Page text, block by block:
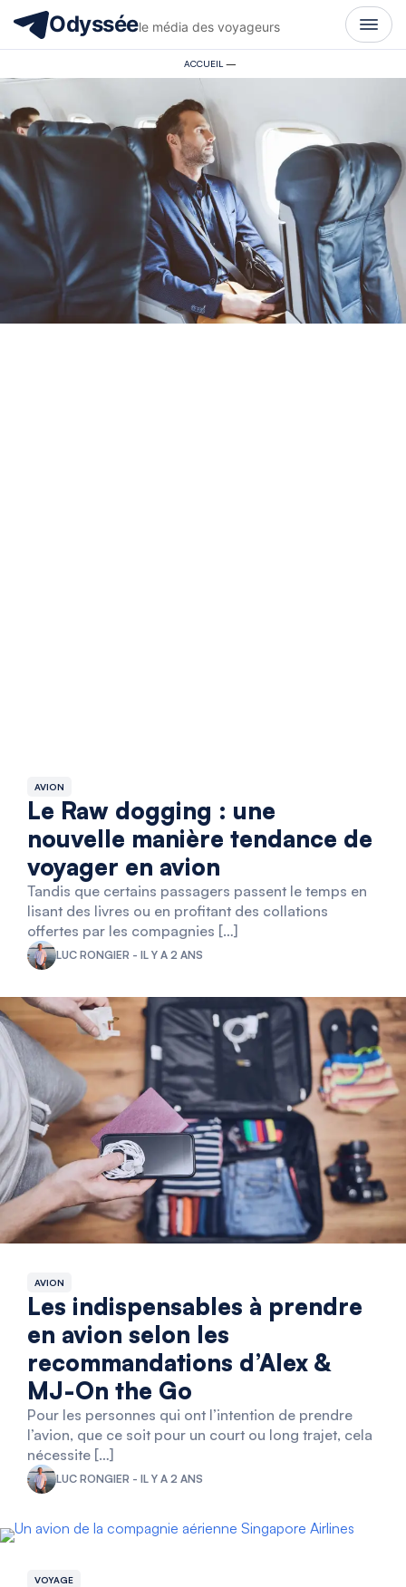
Odysséele média des voyageurs
ACCUEIL —
AVION
Le Raw dogging : une
nouvelle manière tendance de
voyager en avion
Tandis que certains passagers passent le temps en
lisant des livres ou en profitant des collations
offertes par les compagnies […]
LUC RONGIER - IL Y A 2 ANS
AVION
Les indispensables à prendre
en avion selon les
recommandations d’Alex &
MJ-On the Go
Pour les personnes qui ont l’intention de prendre
l’avion, que ce soit pour un court ou long trajet, cela
nécessite […]
LUC RONGIER - IL Y A 2 ANS
VOYAGE